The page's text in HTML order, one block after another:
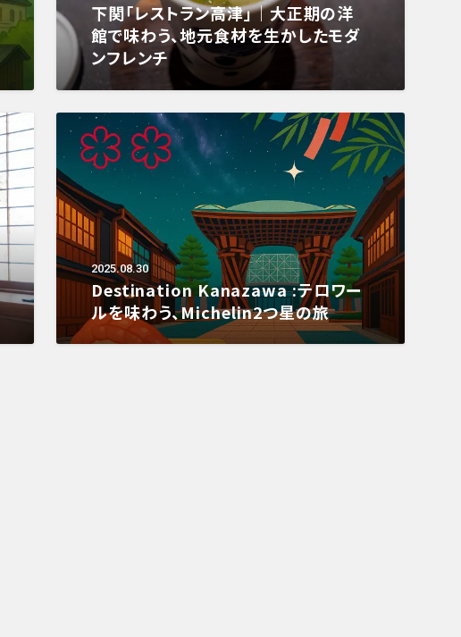
下関「レストラン高津」｜大正期の洋
館で味わう、地元食材を生かしたモダ
ンフレンチ
2025.08.30
Destination Kanazawa :テロワー
ルを味わう、Michelin2つ星の旅